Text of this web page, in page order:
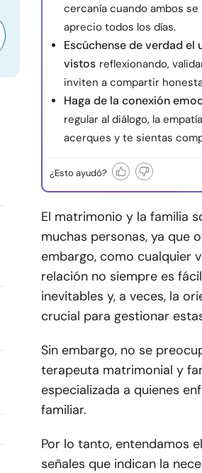
cercanía cuando ambos
aprecio todos los días.
Escúchense de verdad
vistos reflexionando,
inviten a compartir
Haga de la conexión
regular al diálogo, la
acerques y te sientas
¿Esto ayudó?
El matrimonio y la familia
muchas personas, ya que
embargo, como cualquier
relación no siempre es
inevitables y, a veces, la
crucial para gestionar
Sin embargo, no se
terapeuta matrimonial y
especializada a quienes
familiar.
Por lo tanto, entendamos
señales que indican la